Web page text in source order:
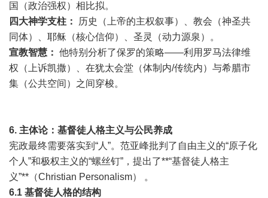
国（政治强权）相比拟。
四大神学支柱：
历史（上帝的主权叙事）、教会（神圣共
同体）、耶稣（核心信仰）、圣灵（动力源泉）。
宣教智慧： 他特别分析了保罗的策略——利用罗马法律维
权（上诉凯撒）、在犹太会堂（体制内/传统内）与希腊市
集（公共空间）之间穿梭。
6. 主体论：基督徒人格主义与公民养成
宪政最终需要落实到“人”。范亚峰批判了自由主义的“原子化
个人”和极权主义的“螺丝钉”，提出了**“基督徒人格主
义”**（Christian Personalism） 。
6.1 基督徒人格的结构